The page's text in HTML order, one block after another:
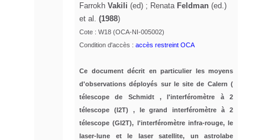
Farrokh Vakili (ed) ; Renata Feldman (ed.)
et al. (1988)
Cote : W18 (OCA-NI-005002)
Condition d'accès : accès restreint OCA
Ce document décrit en particulier les moyens
d'observations déployés sur le site de Calern (
télescope de Schmidt , l'interféromètre à 2
télescope (I2T) , le grand interféromètre à 2
télescope (GI2T), l'interféromètre infra-rouge, le
laser-lune et le laser satellite, un astrolabe